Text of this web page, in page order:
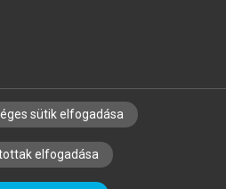
KÖNYVTÁROSOKNAK
LEKTORÁLÁSI ALAPELVEK
sütik elfogadása
elfogadása